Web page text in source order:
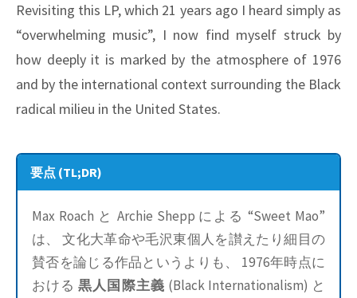
Revisiting this LP, which 21 years ago I heard simply as
“overwhelming music”, I now find myself struck by
how deeply it is marked by the atmosphere of 1976
and by the international context surrounding the Black
radical milieu in the United States.
要点 (TL;DR)
Max Roach と Archie Shepp による “Sweet Mao”
は、 文化大革命や毛沢東個人を讃えたり細目の
賛否を論じる作品というよりも、 1976年時点に
おける黒人国際主義 (Black Internationalism) と